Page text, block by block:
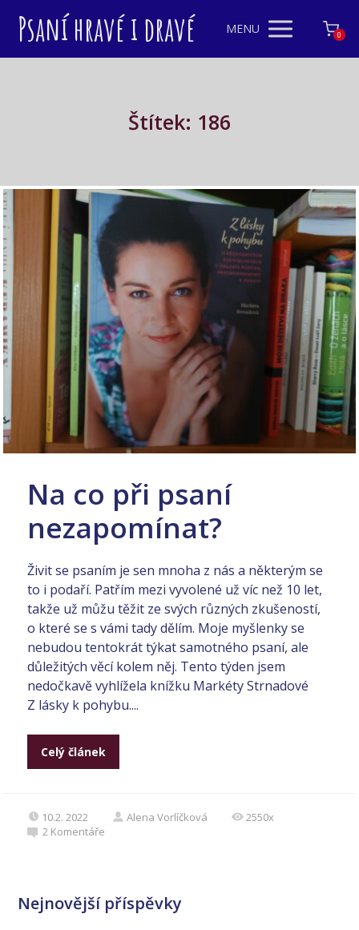
Psaní hravé i dravé MENU 0
Štítek: 186
Na co při psaní
nezapomínat?
Živit se psaním je sen mnoha z nás a některým se
to i podaří. Patřím mezi vyvolené už víc než 10 let,
takže už můžu těžit ze svých různých zkušeností,
o které se s vámi tady dělím. Moje myšlenky se
nebudou tentokrát týkat samotného psaní, ale
důležitých věcí kolem něj. Tento týden jsem
nedočkavě vyhlížela knížku Markéty Strnadové
Z lásky k pohybu....
Celý článek
10.2. 2022 Alena Vorlíčková
2550x
2 Komentáře
Nejnovější příspěvky